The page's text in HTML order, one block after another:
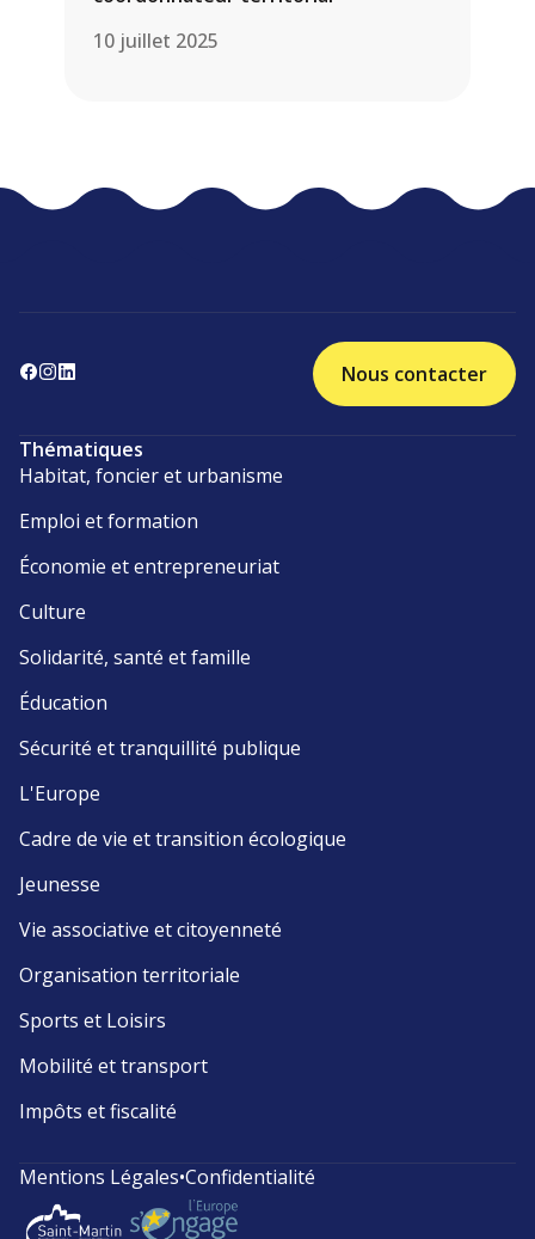
10 juillet 2025
Nous contacter
Thématiques
Habitat, foncier et urbanisme
Emploi et formation
Économie et entrepreneuriat
Culture
Solidarité, santé et famille
Éducation
Sécurité et tranquillité publique
L'Europe
Cadre de vie et transition écologique
Jeunesse
Vie associative et citoyenneté
Organisation territoriale
Sports et Loisirs
Mobilité et transport
Impôts et fiscalité
Mentions Légales•Confidentialité